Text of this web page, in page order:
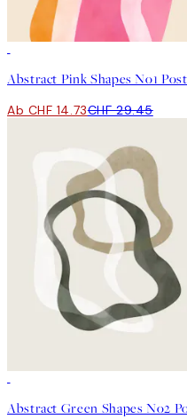
Ab CHF 14.73CHF 29.45